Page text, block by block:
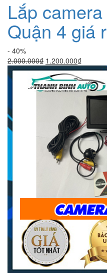
Lắp
Quận 4 giá
- 40%
2.000.000₫ Giá
gốc
là:
2.000.000₫.
1.200.000₫Giá
hiện
tại
là: